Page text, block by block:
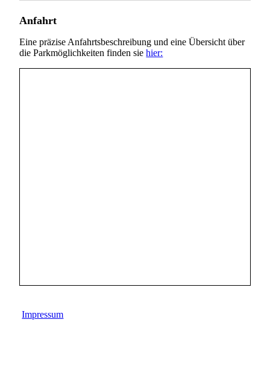
Anfahrt
Eine präzise Anfahrtsbeschreibung und eine Übersicht über
die Parkmöglichkeiten finden siehier:
Impressum